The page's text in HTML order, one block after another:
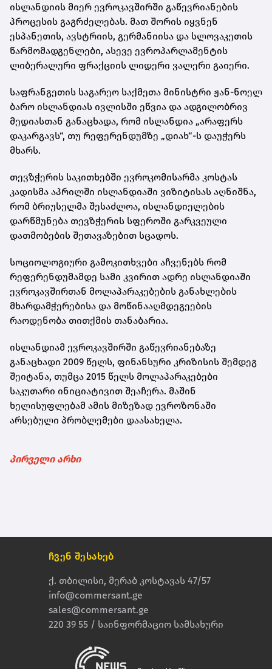
ისლანდიის მიერ ევროკავშირში გაწევრიანების
პროცესის გაგრძელებას. მათ შორის იყვნენ
ესპანეთის, ავსტრიის, გერმანიისა და სლოვაკეთის
წარმომადგენლები, ასევე ევროპარლამენტის
ლიბერალური ფრაქციის ლიდერი ვალერი გაიერი.
საფრანგეთის საგარეო საქმეთა მინისტრი ჟან-ნოელ
ბარო ისლანდიას ივლისში ეწვია და ადგილობრივ
მედიასთან განაცხადა, რომ ისლანდია „არაფერს
დაკარგავს“, თუ რეფერენდუმზე „დიახ“-ს დაუჭერს
მხარს.
თევზჭერის საკითხებში ევროკომისარმა კოსტას
კადისმა აპრილში ისლანდიაში ვიზიტისას აღნიშნა,
რომ ბრიუსელმა შესაძლოა, ისლანდიელების
დარწმუნება თევზჭერის სფეროში გარკვეული
დათმობების შეთავაზებით სცადოს.
სოციოლოგიური გამოკითხვები აჩვენებს რომ
რეფერენდუმამდე სამი კვირით ადრე ისლანდიაში
ევროკავშირთან მოლაპარაკებების განახლების
მხარდამჭერებისა და მოწინააღმდეგეების
რაოდენობა თითქმის თანაბარია.
ისლანდიამ ევროკავშირში გაწევრიანებაზე
განაცხადი 2009 წელს, ფინანსური კრიზისის შემდეგ
შეიტანა, თუმცა 2015 წელს მოლაპარაკებები
საკუთარი ინიციატივით შეაჩერა. მაშინ
ხელისუფლებამ ამის მიზეზად ევროზონაში
არსებული პრობლემები დაასახელა.
პირველი არხი
ჩვენ შესახებ
ქ. თბილისი, მერაბ კოსტავას 47/57
info@commersant.ge
sales@commersant.ge
220 39 55 / საინფორმაციო სამსახური